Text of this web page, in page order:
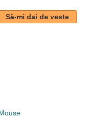
Să-mi dai de veste